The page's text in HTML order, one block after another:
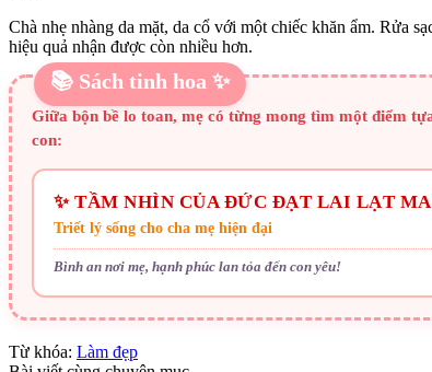
Chà nhẹ nhàng da mặt, da cổ với một chiếc khăn ẩm. Rửa
hiệu quả nhận được còn nhiều hơn.
📚 Sách tinh hoa ✨
Giữa bộn bề lo toan, mẹ có từng mong tìm một điểm
con:
✨ TẦM NHÌN CỦA ĐỨC ĐẠT LAI LẠT
Triết lý sống cho cha mẹ hiện đại
Bình an nơi mẹ, hạnh phúc lan tỏa đến con yêu!
Từ khóa: Làm đẹp